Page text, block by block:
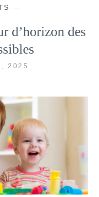
—
d’horizon des
2025